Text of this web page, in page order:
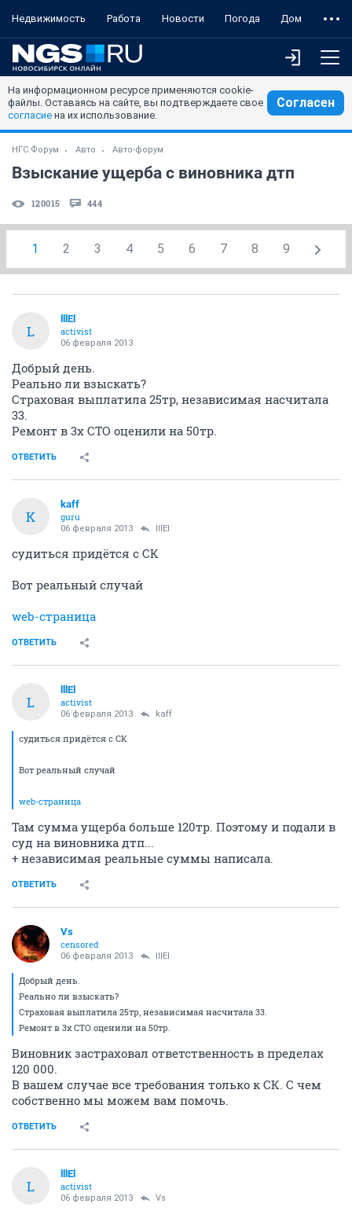
Недвижимость Работа Новости Погода Дом
На информационном ресурсе применяются cookie-
файлы. Оставаясь на сайте, вы подтверждаете свое
согласие на их использование.
Согласен
НГС.Форум Авто Авто-форум
Взыскание ущерба с виновника дтп
120015 444
1 2 3 4 5 6 7 8 9
L
lllEl
activist
06 февраля 2013
Добрый день.
Реально ли взыскать?
Страховая выплатила 25тр, независимая насчитала
33.
Ремонт в 3х СТО оценили на 50тр.
ОТВЕТИТЬ
K
kaff
guru
06 февраля 2013 lllEl
судиться придётся с СК
Вот реальный случай
web-страница
ОТВЕТИТЬ
L
lllEl
activist
06 февраля 2013 kaff
судиться придётся с СК
Вот реальный случай
web-страница
Там сумма ущерба больше 120тр. Поэтому и подали в
суд на виновника дтп...
+ независимая реальные суммы написала.
ОТВЕТИТЬ
Vs
censored
06 февраля 2013 lllEl
Добрый день.
Реально ли взыскать?
Страховая выплатила 25тр, независимая насчитала 33.
Ремонт в 3х СТО оценили на 50тр.
Виновник застраховал ответственность в пределах
120 000.
В вашем случае все требования только к СК. С чем
собственно мы можем вам помочь.
ОТВЕТИТЬ
L
lllEl
activist
06 февраля 2013 Vs